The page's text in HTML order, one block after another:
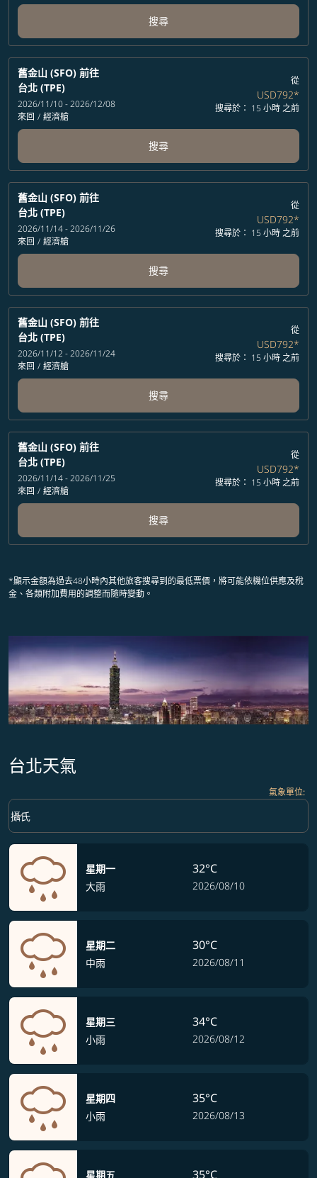
搜尋
舊金山 (SFO) 前往
台北 (TPE)
2026/11/10 - 2026/12/08
來回 / 經濟艙
從
USD792*
搜尋於： 15 小時 之前
搜尋
舊金山 (SFO) 前往
台北 (TPE)
2026/11/14 - 2026/11/26
來回 / 經濟艙
從
USD792*
搜尋於： 15 小時 之前
搜尋
舊金山 (SFO) 前往
台北 (TPE)
2026/11/12 - 2026/11/24
來回 / 經濟艙
從
USD792*
搜尋於： 15 小時 之前
搜尋
舊金山 (SFO) 前往
台北 (TPE)
2026/11/14 - 2026/11/25
來回 / 經濟艙
從
USD792*
搜尋於： 15 小時 之前
搜尋
*顯示金額為過去48小時內其他旅客搜尋到的最低票價，將可能依機位供應及稅
金、各類附加費用的調整而隨時變動。
台北天氣
氣象單位:
Weather unit option 攝氏 Selected
攝氏
keyboard_arrow_down
星期一
大雨
32°C
2026/08/10
星期二
中雨
30°C
2026/08/11
星期三
小雨
34°C
2026/08/12
星期四
小雨
35°C
2026/08/13
星期五 35°C